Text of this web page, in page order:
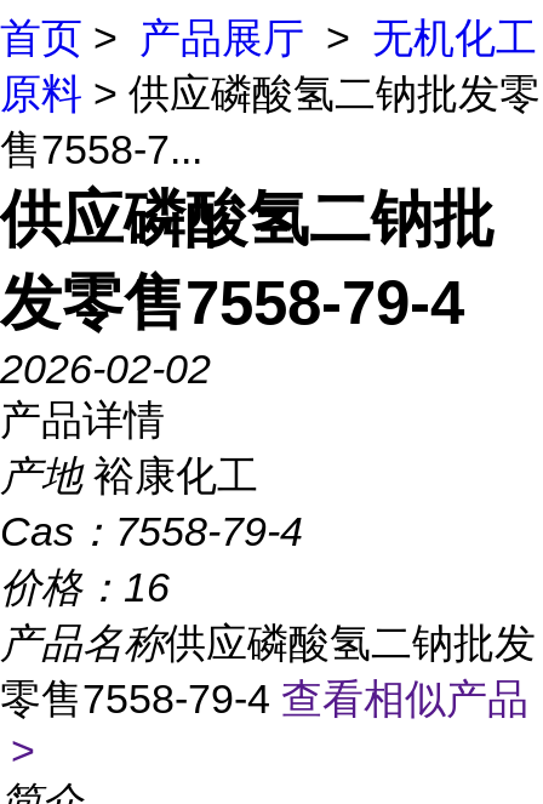
首页 > 产品展厅 > 无机化工
原料 > 供应磷酸氢二钠批发零
售7558-7...
供应磷酸氢二钠批
发零售7558-79-4
2026-02-02
产品详情
产地 裕康化工
Cas： 7558-79-4
价格： 16
产品名称供应磷酸氢二钠批发
零售7558-79-4 查看相似产品
>